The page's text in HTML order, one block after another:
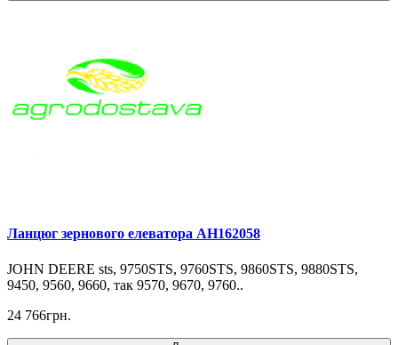
Ланцюг зернового елеватора AH162058
JOHN DEERE sts, 9750STS, 9760STS, 9860STS, 9880STS,
9450, 9560, 9660, так 9570, 9670, 9760..
24 766грн.